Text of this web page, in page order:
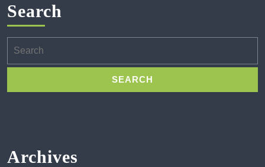
Search
for:
Archives